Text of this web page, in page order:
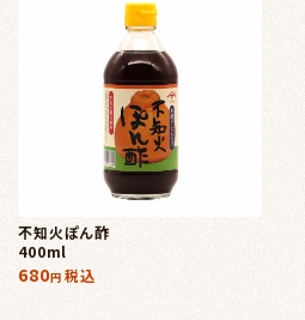
不知火ぽん酢
400ml
680 税込